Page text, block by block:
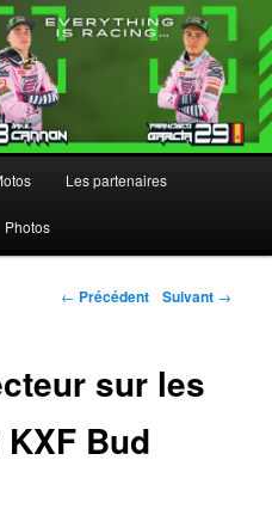
Les partenaires
Photos
Navigation des articles
← Précédent Suivant →
sur les
Bud